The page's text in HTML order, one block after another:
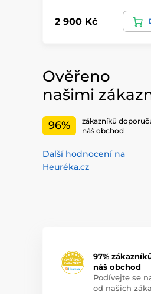
2 900 Kč
Ověřeno
našimi
96%
zákazníků
náš obchod
Další hodnocení na
Heuréka.cz
97%
náš obchod
Podívejte se
od našich